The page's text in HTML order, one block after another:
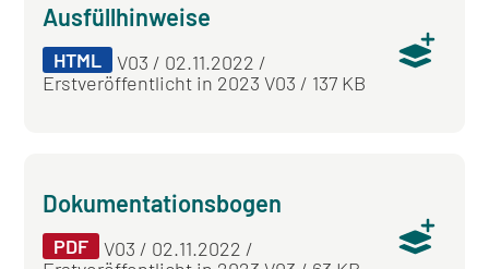
Ausfüllhinweise
HTML
V03 / 02.11.2022 /
Erstveröffentlicht in 2023 V03 / 137 KB
Dokumentationsbogen
PDF
V03 / 02.11.2022 /